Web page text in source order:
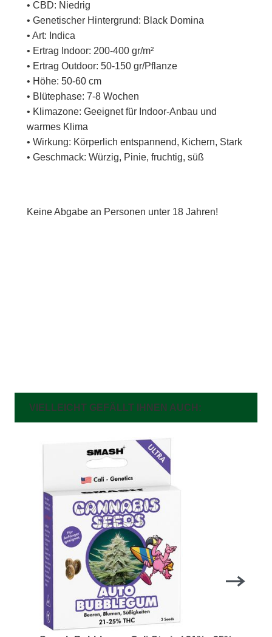
• CBD: Niedrig
• Genetischer Hintergrund: Black Domina
• Art: Indica
• Ertrag Indoor: 200-400 gr/m²
• Ertrag Outdoor: 50-150 gr/Pflanze
• Höhe: 50-60 cm
• Blütephase: 7-8 Wochen
• Klimazone: Geeignet für Indoor-Anbau und
warmes Klima
• Wirkung: Körperlich entspannend, Kichern, Stark
• Geschmack: Würzig, Pinie, fruchtig, süß
Keine Abgabe an Personen unter 18 Jahren!
VIELLEICHT GEFÄLLT IHNEN AUCH: